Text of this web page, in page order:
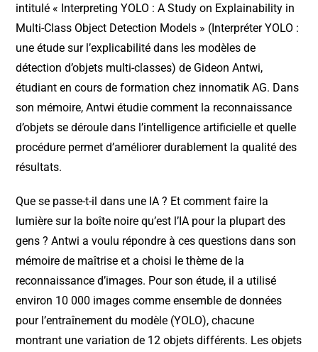
intitulé « Interpreting YOLO : A Study on Explainability in
Multi-Class Object Detection Models » (Interpréter YOLO :
une étude sur l’explicabilité dans les modèles de
détection d’objets multi-classes) de Gideon Antwi,
étudiant en cours de formation chez innomatik AG. Dans
son mémoire, Antwi étudie comment la reconnaissance
d’objets se déroule dans l’intelligence artificielle et quelle
procédure permet d’améliorer durablement la qualité des
résultats.
Que se passe-t-il dans une IA ? Et comment faire la
lumière sur la boîte noire qu’est l’IA pour la plupart des
gens ? Antwi a voulu répondre à ces questions dans son
mémoire de maîtrise et a choisi le thème de la
reconnaissance d’images. Pour son étude, il a utilisé
environ 10 000 images comme ensemble de données
pour l’entraînement du modèle (YOLO), chacune
montrant une variation de 12 objets différents. Les objets